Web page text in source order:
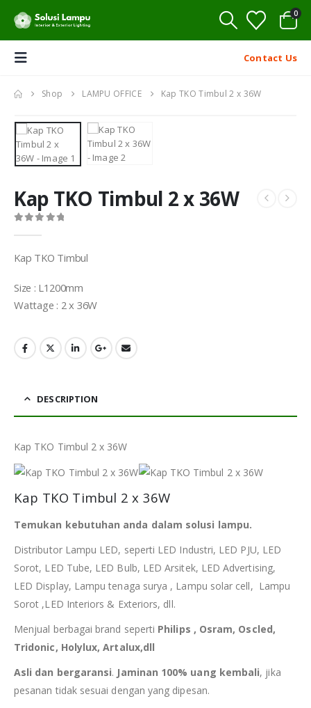
0
Contact Us
Shop LAMPU OFFICE Kap TKO Timbul 2 x 36W
Kap TKO Timbul 2 x 36W
Kap TKO Timbul
Size : L1200mm
Wattage : 2 x 36W
DESCRIPTION
Kap TKO Timbul 2 x 36W
Kap TKO Timbul 2 x 36W
Temukan kebutuhan anda dalam solusi lampu.
Distributor Lampu LED, seperti LED Industri, LED PJU, LED
Sorot, LED Tube, LED Bulb, LED Arsitek, LED Advertising,
LED Display, Lampu tenaga surya , Lampu solar cell, Lampu
Sorot ,LED Interiors & Exteriors, dll.
Menjual berbagai brand seperti Philips , Osram, Oscled,
Tridonic, Holylux, Artalux,dll
Asli dan bergaransi. Jaminan 100% uang kembali, jika
pesanan tidak sesuai dengan yang dipesan.